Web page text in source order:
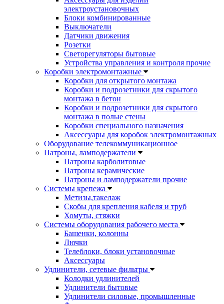
электроустановочных
Блоки комбинированные
Выключатели
Датчики движения
Розетки
Светорегуляторы бытовые
Устройства управления и контроля прочие
Коробки электромонтажные
Коробки для открытого монтажа
Коробки и подрозетники для скрытого
монтажа в бетон
Коробки и подрозетники для скрытого
монтажа в полые стены
Коробки специального назначения
Аксессуары для коробок электромонтажных
Оборудование телекоммуникационное
Патроны, ламподержатели
Патроны карболитовые
Патроны керамические
Патроны и ламподержатели прочие
Системы крепежа
Метизы,такелаж
Скобы для крепления кабеля и труб
Хомуты, стяжки
Системы оборудования рабочего места
Башенки, колонны
Лючки
Телеблоки, блоки установочные
Аксессуары
Удлинители, сетевые фильтры
Колодки удлинителей
Удлинители бытовые
Удлинители силовые, промышленные